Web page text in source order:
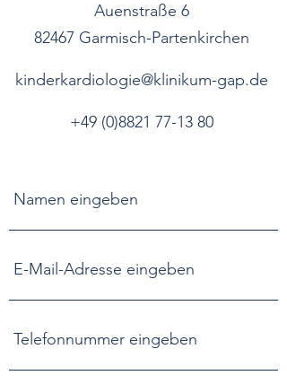
Auenstraße 6
82467 Garmisch-Partenkirchen
kinderkardiologie@klinikum-gap.de
+49 (0)8821 77-13 80